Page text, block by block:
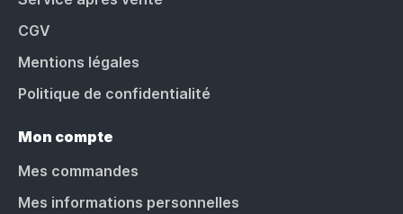
CGV
Mentions légales
Politique de confidentialité
Mon compte
Mes commandes
Mes informations personnelles